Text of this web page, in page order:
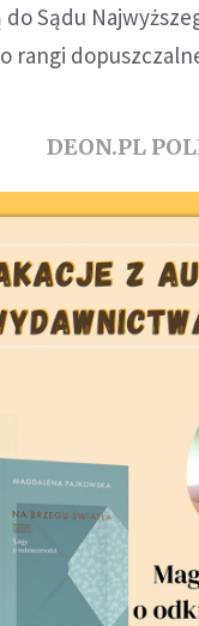
Sądu
rangi
DEON.PL